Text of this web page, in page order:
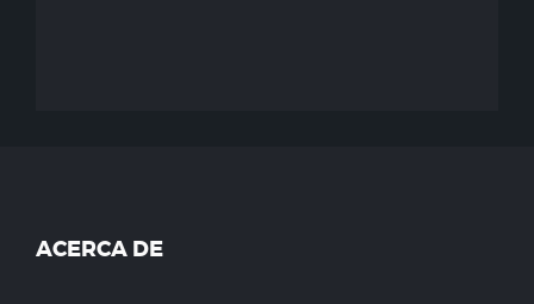
ACERCA DE